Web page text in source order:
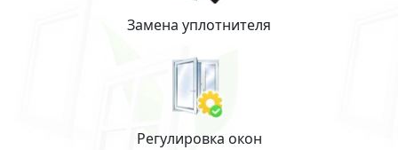
Замена уплотнителя
Регулировка окон